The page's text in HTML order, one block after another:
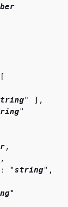
" ],
"
,
,
"string",
"